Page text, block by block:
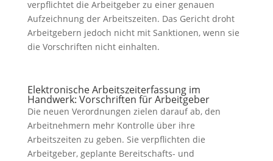
verpflichtet die Arbeitgeber zu einer genauen
Aufzeichnung der Arbeitszeiten. Das Gericht droht
Arbeitgebern jedoch nicht mit Sanktionen, wenn sie
die Vorschriften nicht einhalten.
Elektronische Arbeitszeiterfassung im
Handwerk: Vorschriften für Arbeitgeber
Die neuen Verordnungen zielen darauf ab, den
Arbeitnehmern mehr Kontrolle über ihre
Arbeitszeiten zu geben. Sie verpflichten die
Arbeitgeber, geplante Bereitschafts- und